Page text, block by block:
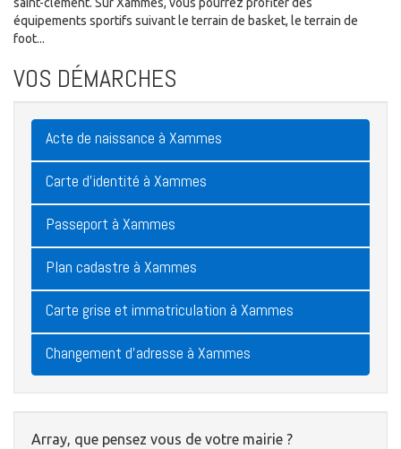
équipements sportifs suivant le terrain de basket, le terrain de
foot...
VOS DÉMARCHES
Acte de naissance à Xammes
Carte d'identité à Xammes
Passeport à Xammes
Plan cadastre à Xammes
Carte grise et immatriculation à Xammes
Changement d'adresse à Xammes
Array, que pensez vous de votre mairie ?